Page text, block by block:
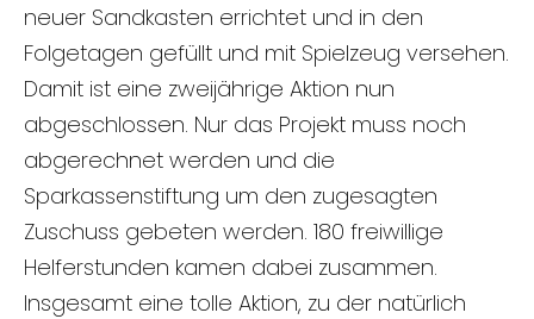
neuer Sandkasten errichtet und in den
Folgetagen gefüllt und mit Spielzeug versehen.
Damit ist eine zweijährige Aktion nun
abgeschlossen. Nur das Projekt muss noch
abgerechnet werden und die
Sparkassenstiftung um den zugesagten
Zuschuss gebeten werden. 180 freiwillige
Helferstunden kamen dabei zusammen.
Insgesamt eine tolle Aktion, zu der natürlich